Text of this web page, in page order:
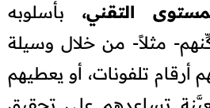
التقني،بأسلوبه
مثلاً- من خلال وسيلة
أرقام تلفونات، أو يعطيهم